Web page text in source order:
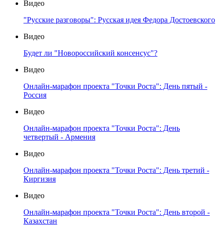
Видео
"Русские разговоры": Русская идея Федора Достоевского
Видео
Будет ли "Новороссийский консенсус"?
Видео
Онлайн-марафон проекта "Точки Роста": День пятый -
Россия
Видео
Онлайн-марафон проекта "Точки Роста": День
четвертый - Армения
Видео
Онлайн-марафон проекта "Точки Роста": День третий -
Киргизия
Видео
Онлайн-марафон проекта "Точки Роста": День второй -
Казахстан